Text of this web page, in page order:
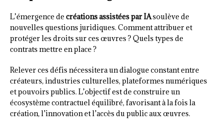
L’émergence de créations assistées par IAsoulève de
nouvelles questions juridiques. Comment attribuer et
protéger les droits sur ces œuvres ? Quels types de
contrats mettre en place ?
Relever ces défis nécessitera un dialogue constant entre
créateurs, industries culturelles, plateformes numériques
et pouvoirs publics. L’objectif est de construire un
écosystème contractuel équilibré, favorisant à la fois la
création, l’innovation et l’accès du public aux œuvres.